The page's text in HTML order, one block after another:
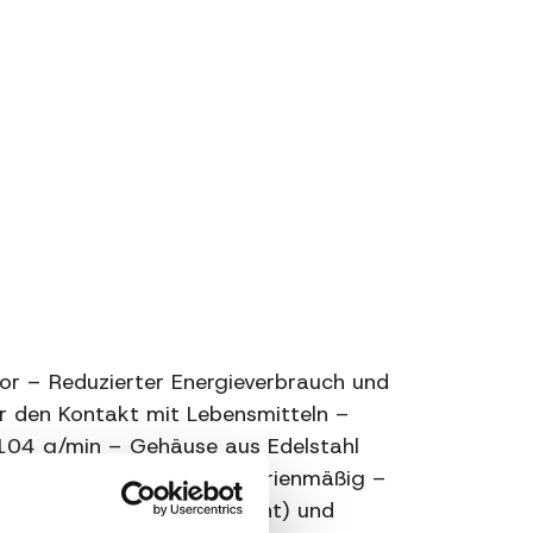
Interruttore con bobina di sgancio
– Reduzierter Energieverbrauch und
den Kontakt mit Lebensmitteln –
g/min – Gehäuse aus Edelstahl
Messer aus Edelstahl serienmäßig –
Gleichgewicht) und